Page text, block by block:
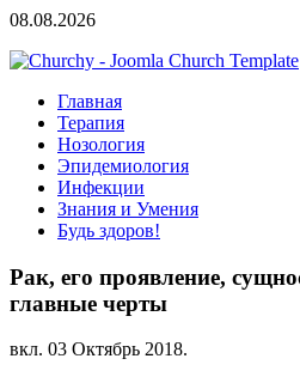
08.08.2026
Главная
Терапия
Нозология
Эпидемиология
Инфекции
Знания и Умения
Будь здоров!
Рак, его проявление,
главные черты
вкл. 03 Октябрь 2018.